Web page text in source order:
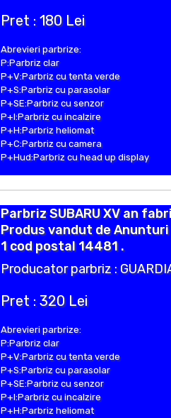
Pret : 180 Lei
Abrevieri parbrize:
P:Parbriz clar
P+V:Parbriz cu tenta verde
P+S:Parbriz cu parasolar
P+SE:Parbriz cu senzor
P+I:Parbriz cu incalzire
P+H:Parbriz heliomat
P+C:Parbriz cu camera
P+Hud:Parbriz cu head up display
Parbriz SUBARU XV an
Produs vandut de
1 cod postal 14481 .
Producator parbriz :
Pret : 320 Lei
Abrevieri parbrize:
P:Parbriz clar
P+V:Parbriz cu tenta verde
P+S:Parbriz cu parasolar
P+SE:Parbriz cu senzor
P+I:Parbriz cu incalzire
P+H:Parbriz heliomat